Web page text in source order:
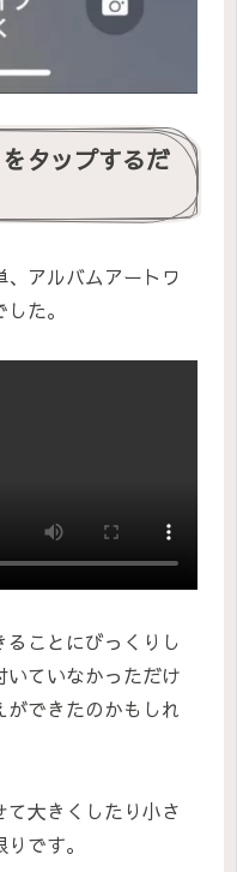
タップするだ
アルバムアートワ
た。
ることにびっくりし
いていなかっただけ
できたのかもしれ
大きくしたり小さ
です。